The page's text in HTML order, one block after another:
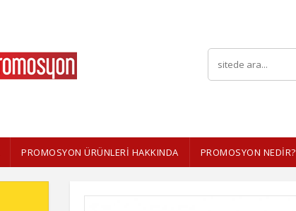
PROMOSYON ÜRÜNLERI HAKKINDA PROMOSYON NEDİR?